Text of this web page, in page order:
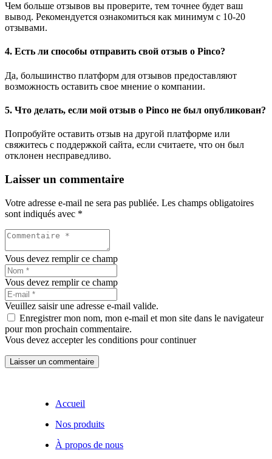
Чем больше отзывов вы проверите, тем точнее будет ваш
вывод. Рекомендуется ознакомиться как минимум с 10-20
отзывами.
4. Есть ли способы отправить свой отзыв о Pinco?
Да, большинство платформ для отзывов предоставляют
возможность оставить свое мнение о компании.
5. Что делать, если мой отзыв о Pinco не был опубликован?
Попробуйте оставить отзыв на другой платформе или
свяжитесь с поддержкой сайта, если считаете, что он был
отклонен несправедливо.
Laisser un commentaire
Votre adresse e-mail ne sera pas publiée. Les champs obligatoires
sont indiqués avec *
Vous devez remplir ce champ
Vous devez remplir ce champ
Veuillez saisir une adresse e-mail valide.
Enregistrer mon nom, mon e-mail et mon site dans le navigateur
pour mon prochain commentaire.
Vous devez accepter les conditions pour continuer
Laisser un commentaire
Accueil
Nos produits
À propos de nous